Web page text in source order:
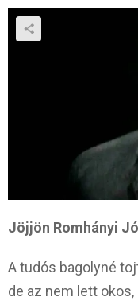
Jöjjön Romhányi
A tudós bagolyné
de az nem lett